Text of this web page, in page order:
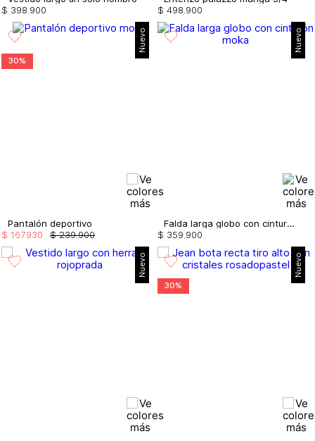
$ 398 900
$ 498 900
Nuevo
30%
Pantalón deportivo
$ 239.900
$ 167.930
Nuevo
Falda larga globo con cinturón
$ 359 900
Nuevo Nuevo
30%